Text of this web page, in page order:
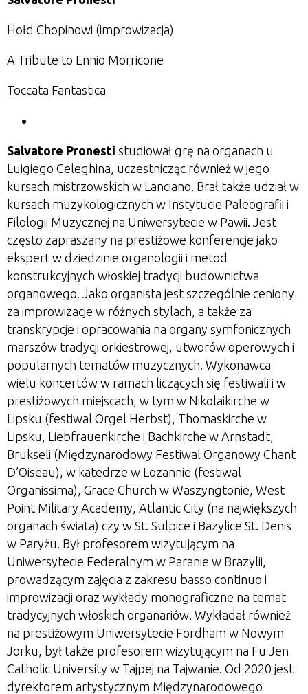
Hołd Chopinowi (improwizacja)
A Tribute to Ennio Morricone
Toccata Fantastica
Salvatore Pronestì studiował grę na organach u
Luigiego Celeghina, uczestnicząc również w jego
kursach mistrzowskich w Lanciano. Brał także udział w
kursach muzykologicznych w Instytucie Paleografii i
Filologii Muzycznej na Uniwersytecie w Pawii. Jest
często zapraszany na prestiżowe konferencje jako
ekspert w dziedzinie organologii i metod
konstrukcyjnych włoskiej tradycji budownictwa
organowego. Jako organista jest szczególnie ceniony
za improwizacje w różnych stylach, a także za
transkrypcje i opracowania na organy symfonicznych
marszów tradycji orkiestrowej, utworów operowych i
popularnych tematów muzycznych. Wykonawca
wielu koncertów w ramach liczących się festiwali i w
prestiżowych miejscach, w tym w Nikolaikirche w
Lipsku (festiwal Orgel Herbst), Thomaskirche w
Lipsku, Liebfrauenkirche i Bachkirche w Arnstadt,
Brukseli (Międzynarodowy Festiwal Organowy Chant
D’Oiseau), w katedrze w Lozannie (festiwal
Organissima), Grace Church w Waszyngtonie, West
Point Military Academy, Atlantic City (na największych
organach świata) czy w St. Sulpice i Bazylice St. Denis
w Paryżu. Był profesorem wizytującym na
Uniwersytecie Federalnym w Paranie w Brazylii,
prowadzącym zajęcia z zakresu basso continuo i
improwizacji oraz wykłady monograficzne na temat
tradycyjnych włoskich organariów. Wykładał również
na prestiżowym Uniwersytecie Fordham w Nowym
Jorku, był także profesorem wizytującym na Fu Jen
Catholic University w Tajpej na Tajwanie. Od 2020 jest
dyrektorem artystycznym Międzynarodowego